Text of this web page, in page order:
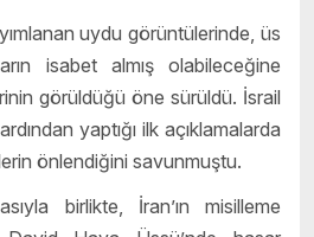
uydu görüntülerinde, üs
isabet almış olabileceğine
görüldüğü öne sürüldü. İsrail
yaptığı ilk açıklamalarda
önlendiğini savunmuştu.
birlikte, İran’ın misilleme